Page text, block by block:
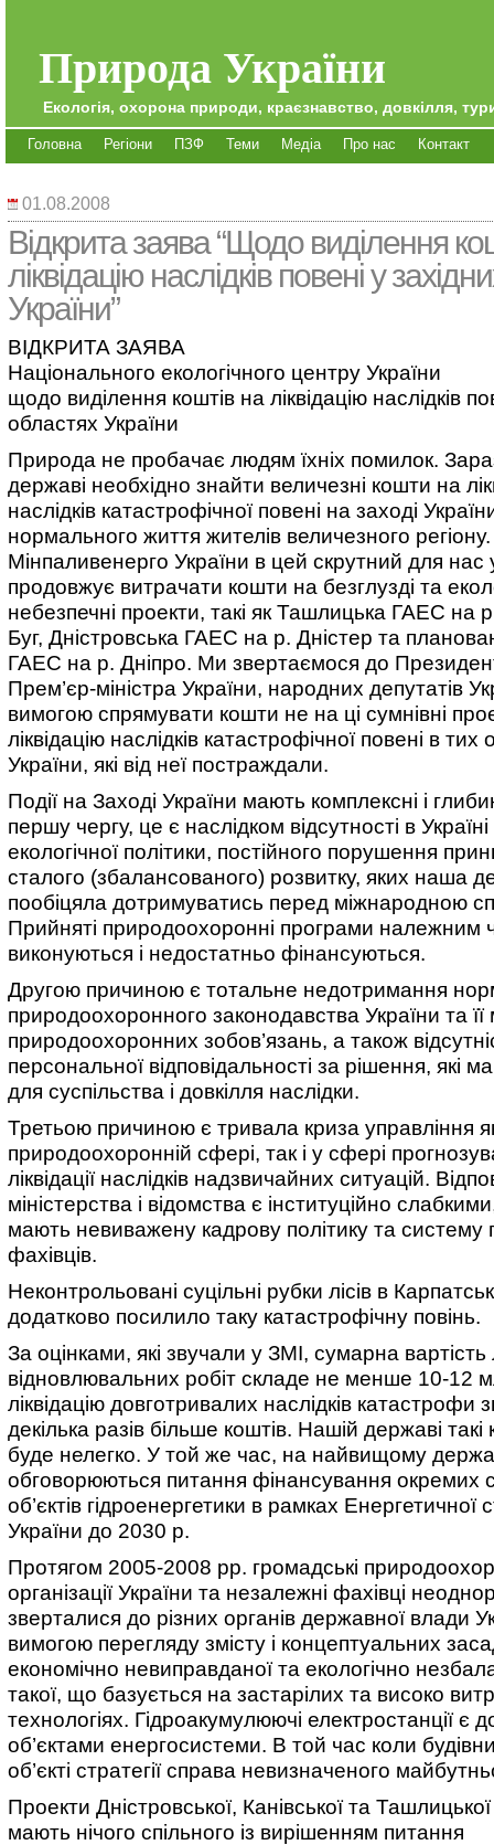
Природа України
Екологія, охорона природи, краєзнавство, довкілля,
Головна Регіони ПЗФ Теми Медіа Про нас Контакт
01.08.2008
Відкрита заява “Щодо виділення
ліквідацію наслідків повені у
України”
ВІДКРИТА ЗАЯВА
Національного екологічного центру України
щодо виділення коштів на ліквідацію наслідків
областях України
Природа не пробачає людям їхніх помилок.
державі необхідно знайти величезні кошти на
наслідків катастрофічної повені на заході
нормального життя жителів величезного
Мінпаливенерго України в цей скрутний для нас
продовжує витрачати кошти на безглузді та
небезпечні проекти, такі як Ташлицька ГАЕС на
Буг, Дністровська ГАЕС на р. Дністер та
ГАЕС на р. Дніпро. Ми звертаємося до
Прем’єр-міністра України, народних депутатів
вимогою спрямувати кошти не на ці сумнівні
ліквідацію наслідків катастрофічної повені в тих
України, які від неї постраждали.
Події на Заході України мають комплексні і
першу чергу, це є наслідком відсутності в
екологічної політики, постійного порушення
сталого (збалансованого) розвитку, яких наша
пообіцяла дотримуватись перед міжнародною
Прийняті природоохоронні програми належним
виконуються і недостатньо фінансуються.
Другою причиною є тотальне недотримання
природоохоронного законодавства України та
природоохоронних зобов’язань, а також
персональної відповідальності за рішення, які
для суспільства і довкілля наслідки.
Третьою причиною є тривала криза управління
природоохоронній сфері, так і у сфері
ліквідації наслідків надзвичайних ситуацій.
міністерства і відомства є інституційно
мають невиважену кадрову політику та систему
фахівців.
Неконтрольовані суцільні рубки лісів в
додатково посилило таку катастрофічну повінь.
За оцінками, які звучали у ЗМІ, сумарна
відновлювальних робіт складе не менше 10-12
ліквідацію довготривалих наслідків катастрофи
декілька разів більше коштів. Нашій державі
буде нелегко. У той же час, на найвищому
обговорюються питання фінансування окремих
об’єктів гідроенергетики в рамках Енергетичної
України до 2030 р.
Протягом 2005-2008 рр. громадські
організації України та незалежні фахівці
зверталися до різних органів державної влади
вимогою перегляду змісту і концептуальних
економічно невиправданої та екологічно
такої, що базується на застарілих та високо
технологіях. Гідроакумулюючі електростанції є
об’єктами енергосистеми. В той час коли
об’єкті стратегії справа невизначеного
Проекти Дністровської, Канівської та
мають нічого спільного із вирішенням питання